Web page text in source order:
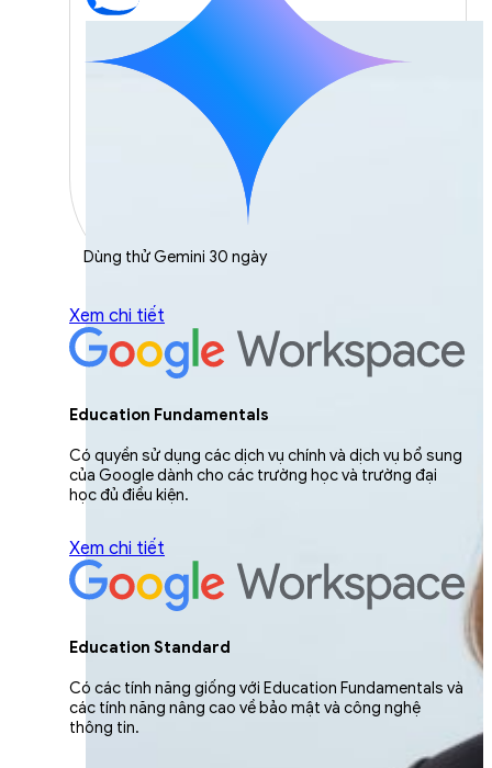
Dùng thử Gemini 30 ngày
Xem chi tiết
Education Fundamentals
Có quyền sử dụng các dịch vụ chính và dịch vụ bổ sung
của Google dành cho các trường học và trường đại
học đủ điều kiện.
Xem chi tiết
Education Standard
Có các tính năng giống với Education Fundamentals và
các tính năng nâng cao về bảo mật và công nghệ
thông tin.